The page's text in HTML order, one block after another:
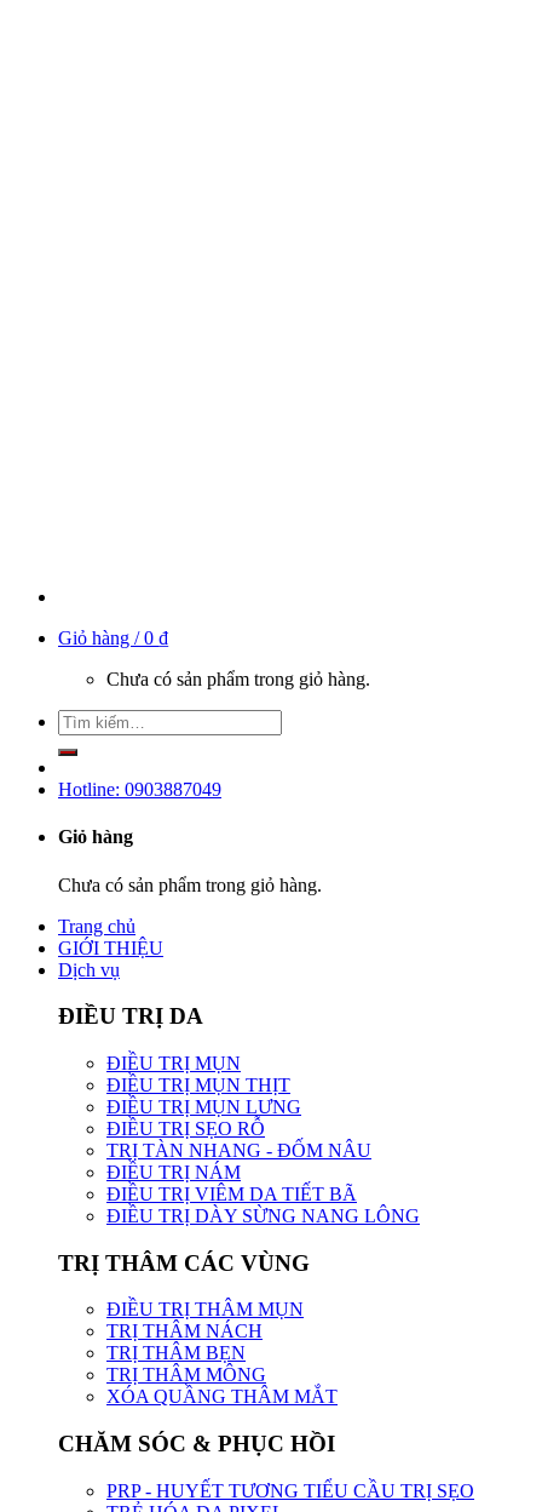
Giỏ hàng /0 ₫
Chưa có sản phẩm trong giỏ hàng.
Hotline: 0903887049
Giỏ hàng
Chưa có sản phẩm trong giỏ hàng.
Trang chủ
GIỚI THIỆU
Dịch vụ
ĐIỀU TRỊ DA
ĐIỀU TRỊ MỤN
ĐIỀU TRỊ MỤN THỊT
ĐIỀU TRỊ MỤN LƯNG
ĐIỀU TRỊ SẸO RỖ
TRỊ TÀN NHANG - ĐỐM NÂU
ĐIỀU TRỊ NÁM
ĐIỀU TRỊ VIÊM DA TIẾT BÃ
ĐIỀU TRỊ DÀY SỪNG NANG LÔNG
TRỊ THÂM CÁC VÙNG
ĐIỀU TRỊ THÂM MỤN
TRỊ THÂM NÁCH
TRỊ THÂM BẸN
TRỊ THÂM MÔNG
XÓA QUẦNG THÂM MẮT
CHĂM SÓC & PHỤC HỒI
PRP - HUYẾT TƯƠNG TIỂU CẦU TRỊ SẸO